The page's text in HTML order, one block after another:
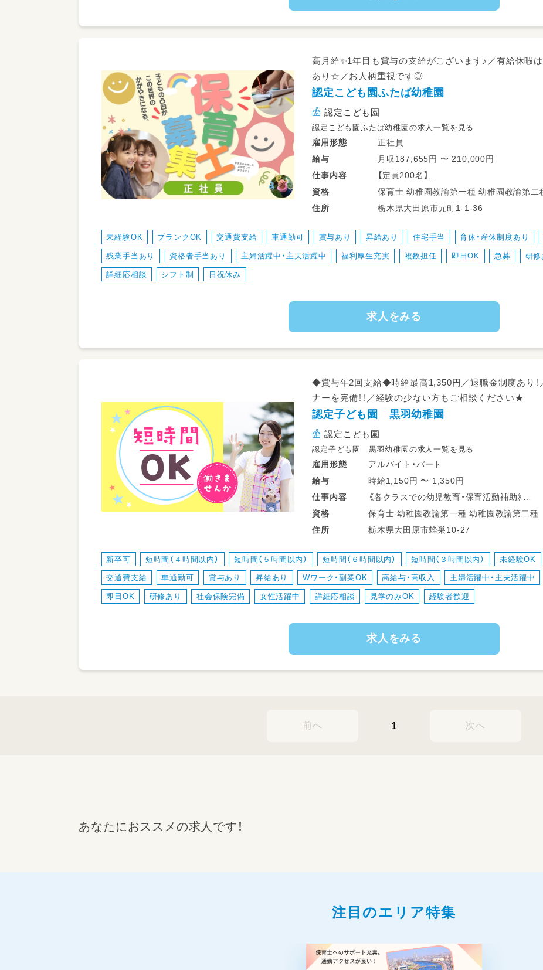
高月給✨1年目も賞与の支給がございます♪／有給休暇
あり☆／お人柄重視です◎
認定こども園ふたば幼稚園
認定こども園
認定こども園ふたば幼稚園の求人一覧を見る
雇用形態
正社員
給与
月収187,655円 〜 210,000円
仕事内容
【定員200名】
●主活動（戸外遊び、お散歩、製作など）
●お着替え、食事、トイレの補助
●保護者との連絡事項の確認
●園だよりなどの書類作成
園内外の環境設定
ーーーー定員：200名・職員数：36名ーーーー
0歳児：6名
年長 ：3クラス 60名
※2026年4月時点です
ーーーーーーーーーーーーーーーーー ー
資格
保育士 幼稚園教諭第一種 幼稚園教諭第
住所
栃木県大田原市元町1-1-36
未経験OK ブランクOK 交通費支給 車通勤可 賞与あり 昇給あり 住宅手当 育休・産休制度あり
残業手当あり 資格者手当あり 主婦活躍中・主夫活躍中 福利厚生充実 複数担任 即日OK 急募 研修
詳細応相談 シフト制 日祝休み
求人をみる
◆賞与年2回支給◆時給最高1,350円／退職金制度あり！
ナーを完備！！／経験の少ない方もご相談ください★
認定子ども園 黒羽幼稚園
認定こども園
認定子ども園 黒羽幼稚園の求人一覧を見る
雇用形態
アルバイト・パート
給与
時給1,150円 〜 1,350円
仕事内容
《各クラスでの幼児教育・保育活動補助》
●園生活の補助
（着替え・食事・トイレ等）
●書類作成（勤務時間によってお願いすること
担任の先生の補助として動いていただくお仕
資格はあるけど経験に不安がある…という
【資格】
保育士・幼稚園教諭お持ちの方！
どちらか一方の方もご相談ください！
資格
保育士 幼稚園教諭第一種 幼稚園教諭第二種
住所
栃木県大田原市蜂巣10-27
新卒可 短時間（４時間以内） 短時間（５時間以内） 短時間（６時間以内） 短時間（３時間以内） 未経験OK
交通費支給 車通勤可 賞与あり 昇給あり Wワーク・副業OK 高給与・高収入 主婦活躍中・主夫活躍中
即日OK 研修あり 社会保険完備 女性活躍中 詳細応相談 見学のみOK 経験者歓迎
求人をみる
前へ 1 次へ
あなたにおススメの求人です！
注目のエリア特集